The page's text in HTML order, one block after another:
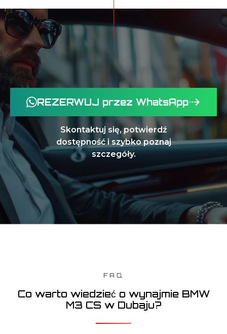
REZERWUJ przez WhatsApp
Skontaktuj się, potwierdź
dostępność i szybko poznaj
szczegóły.
FAQ
Co warto wiedzieć o wynajmie BMW
M3 CS w Dubaju?